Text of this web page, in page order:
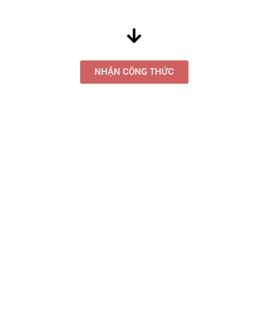
NHẬN CÔNG THỨC